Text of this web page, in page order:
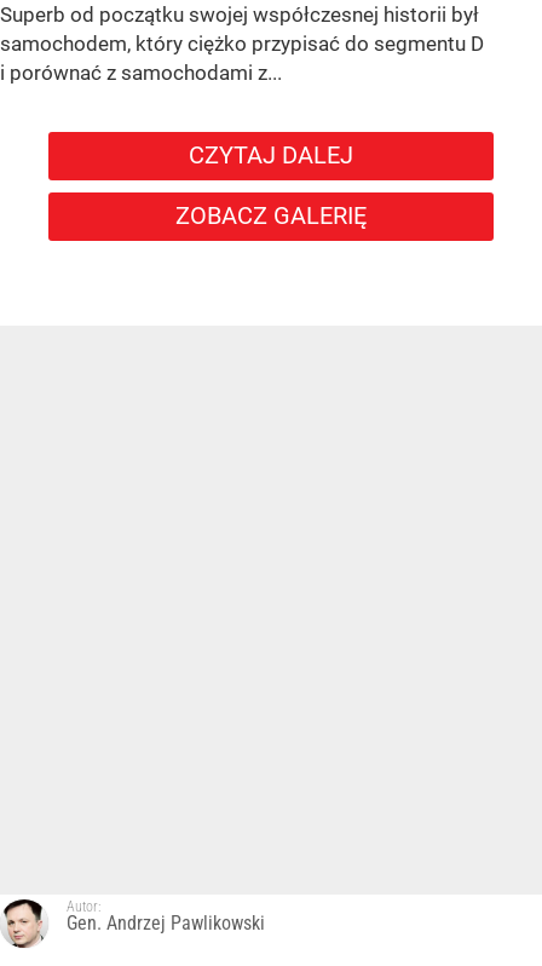
Superb od początku swojej współczesnej historii był
samochodem, który ciężko przypisać do segmentu D
i porównać z samochodami z...
CZYTAJ DALEJ
ZOBACZ GALERIĘ
Autor:
Gen. Andrzej Pawlikowski